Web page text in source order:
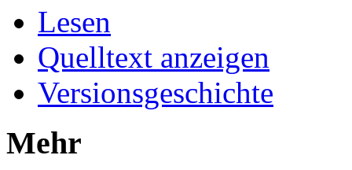
Lesen
Quelltext anzeigen
Versionsgeschichte
Mehr